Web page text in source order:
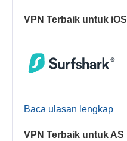
VPN Terbaik untuk iOS
Baca ulasan lengkap
VPN Terbaik untuk AS